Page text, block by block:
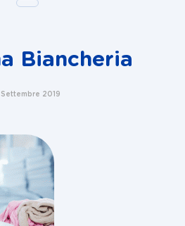
Biancheria
Settembre 2019